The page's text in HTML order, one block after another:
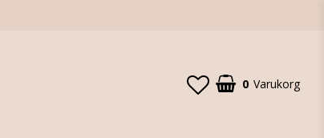
0 Varukorg